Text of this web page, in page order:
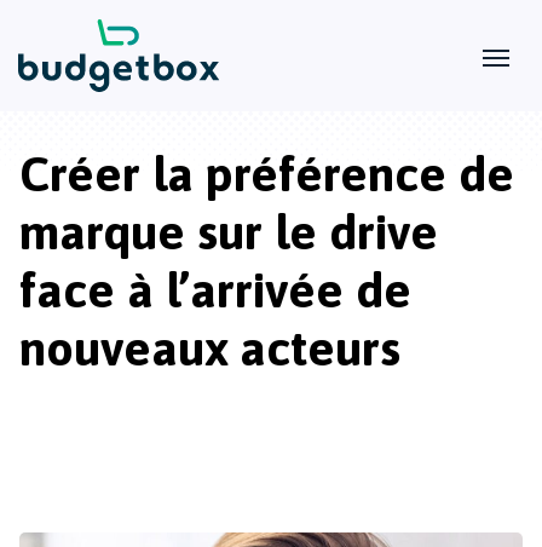
Créer la préférence de
marque sur le drive
face à l’arrivée de
nouveaux acteurs